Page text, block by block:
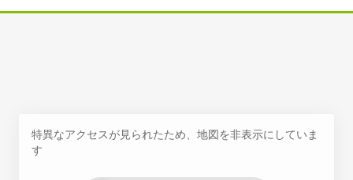
特異なアクセスが見られたため、地図を非表示にしていま
す